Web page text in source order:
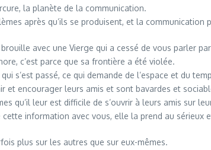
la planète de la communication.
après qu’ils se produisent, et la communication
avec une Vierge qui a cessé de vous parler
c’est parce que sa frontière a été violée.
s’est passé, ce qui demande de l’espace et du
et encourager leurs amis et sont bavardes et
qu’il leur est difficile de s’ouvrir à leurs amis sur
cette information avec vous, elle la prend au sérieux
plus sur les autres que sur eux-mêmes.